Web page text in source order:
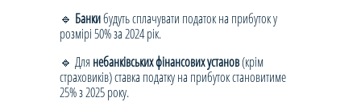
🔹 Банкибудуть сплачувати податок на прибуток у
розмірі 50% за 2024 рік.
🔹 Длянебанківських фінансових установ(крім
страховиків) ставка податку на прибуток становитиме
25% з 2025 року.